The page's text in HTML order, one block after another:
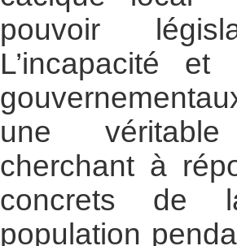
pouvoir
L’incapacité et
une
cherchant à
concrets de
population